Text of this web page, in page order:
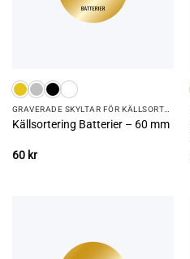
Källsortering Batterier – 60 mm
60 kr